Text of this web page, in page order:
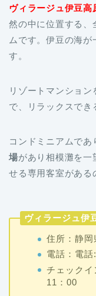
ヴィラージュ伊豆高
然の中に位置する、
ムです。伊豆の海
す。
リゾートマンショ
で、リラックスでき
コンドミニアムで
場があり相模灘を一
せる専用客室がある
ヴィラージュ伊
住所：静
電話：電
チェック
11：00